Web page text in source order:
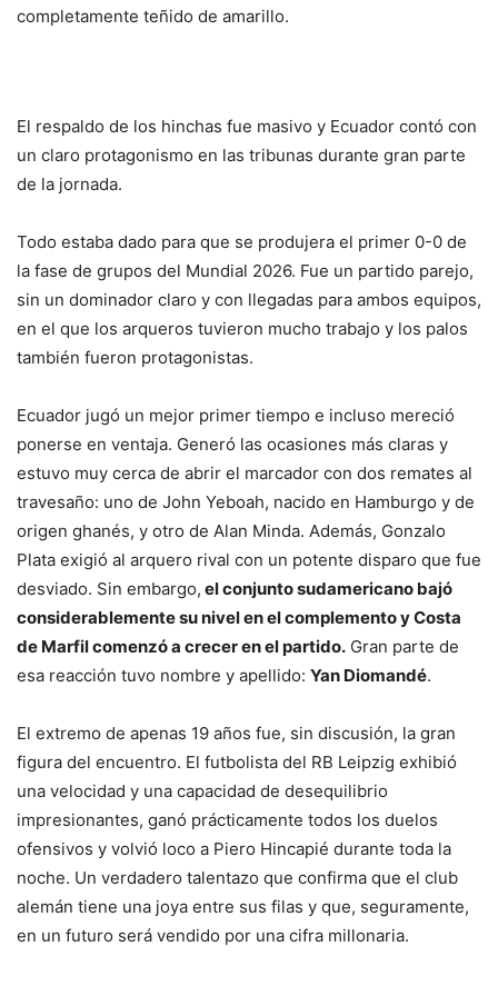
completamente teñido de amarillo.
El respaldo de los hinchas fue masivo y Ecuador contó con
un claro protagonismo en las tribunas durante gran parte
de la jornada.
Todo estaba dado para que se produjera el primer 0-0 de
la fase de grupos del Mundial 2026. Fue un partido parejo,
sin un dominador claro y con llegadas para ambos equipos,
en el que los arqueros tuvieron mucho trabajo y los palos
también fueron protagonistas.
Ecuador jugó un mejor primer tiempo e incluso mereció
ponerse en ventaja. Generó las ocasiones más claras y
estuvo muy cerca de abrir el marcador con dos remates al
travesaño: uno de John Yeboah, nacido en Hamburgo y de
origen ghanés, y otro de Alan Minda. Además, Gonzalo
Plata exigió al arquero rival con un potente disparo que fue
desviado. Sin embargo, el conjunto sudamericano bajó
considerablemente su nivel en el complemento y Costa
de Marfil comenzó a crecer en el partido. Gran parte de
esa reacción tuvo nombre y apellido: Yan Diomandé.
El extremo de apenas 19 años fue, sin discusión, la gran
figura del encuentro. El futbolista del RB Leipzig exhibió
una velocidad y una capacidad de desequilibrio
impresionantes, ganó prácticamente todos los duelos
ofensivos y volvió loco a Piero Hincapié durante toda la
noche. Un verdadero talentazo que confirma que el club
alemán tiene una joya entre sus filas y que, seguramente,
en un futuro será vendido por una cifra millonaria.